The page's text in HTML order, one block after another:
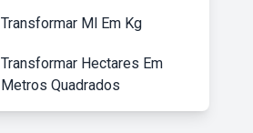
Transformar Ml Em Kg
Transformar Hectares Em
Metros Quadrados